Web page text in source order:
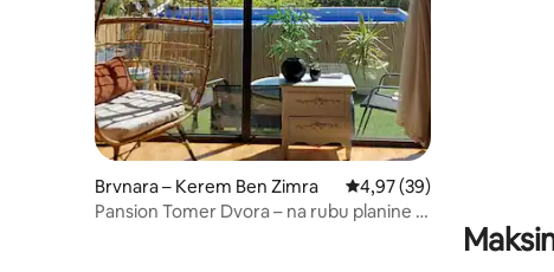
Brvnara – Kerem Ben Zimra Prosječna ocjena: 4,97/5,
4,97 (39)
Pansion Tomer Dvora – na rubu planine s